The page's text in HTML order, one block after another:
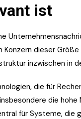
ist
dieser
inzwischen in
die für
die hohe
für Systeme,